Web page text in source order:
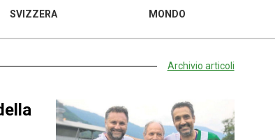
SVIZZERA MONDO
Archivio articoli